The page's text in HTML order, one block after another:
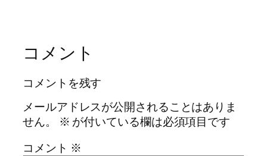
コメント
コメントを残す
メールアドレスが公開されることはありま
せん。
※ が付いている欄は必須項目です
コメント ※